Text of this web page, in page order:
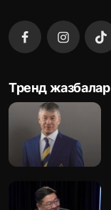
Тренд жазбалар